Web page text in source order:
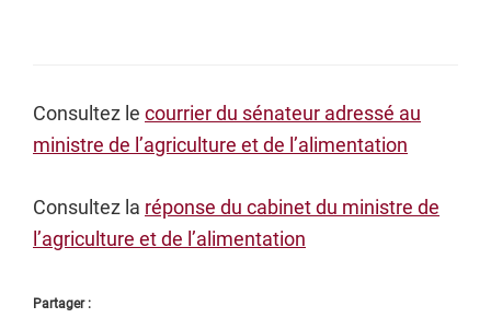
Consultez le courrier du sénateur adressé au
ministre de l’agriculture et de l’alimentation
Consultez la réponse du cabinet du ministre de
l’agriculture et de l’alimentation
Partager :